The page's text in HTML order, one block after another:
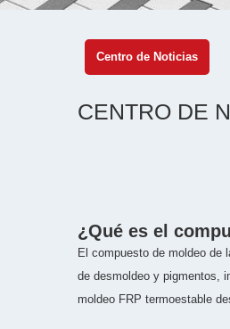
Centro de Noticias
CENTRO DE
¿Qué es el
El compuesto de moldeo de
de desmoldeo y pigmentos,
moldeo FRP termoestable